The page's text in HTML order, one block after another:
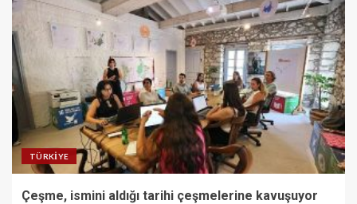
TÜRKIYE
Çeşme, ismini aldığı tarihi çeşmelerine kavuşuyor